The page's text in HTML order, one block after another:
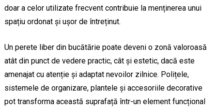
doar a celor utilizate frecvent contribuie la menținerea unui
spațiu ordonat și ușor de întreținut.
Un perete liber din bucătărie poate deveni o zonă valoroasă
atât din punct de vedere practic, cât și estetic, dacă este
amenajat cu atenție și adaptat nevoilor zilnice. Polițele,
sistemele de organizare, plantele și accesoriile decorative
pot transforma această suprafață într-un element funcțional